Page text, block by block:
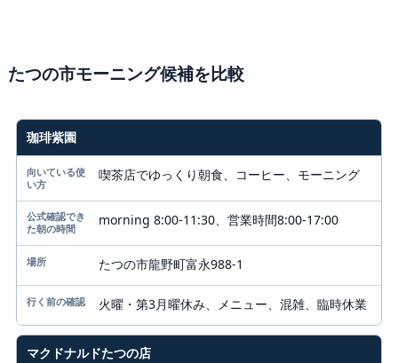
たつの市モーニング候補を比較
候補
向いている使い方
公式確認できた朝の時間
場所
行く前の確認
珈琲紫園
喫茶店でゆっくり朝食、コーヒー、モーニング
morning 8:00-11:30、営業時間8:00-17:00
たつの市龍野町富永988-1
火曜・第3月曜休み、メニュー、混雑、臨時休業
マクドナルドたつの店